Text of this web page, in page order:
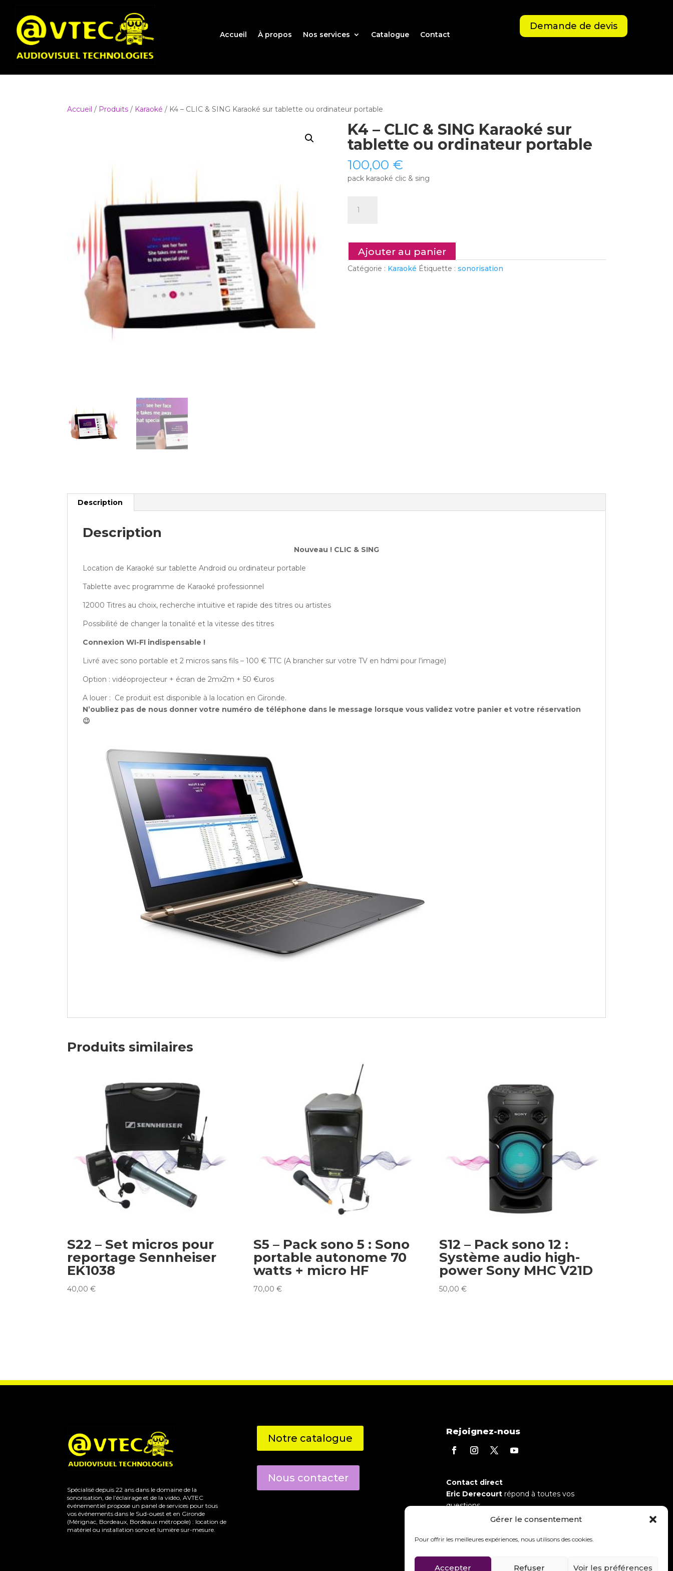
Gérer le consentement
Pour offrir les meilleures expériences, nous utilisons des cookies.
Accepter Refuser Voir les préférences
Accueil À propos Nos services Catalogue Contact
Demande de devis
Accueil / Produits / Karaoké / K4 – CLIC & SING Karaoké sur tablette ou ordinateur portable
K4 – CLIC & SING Karaoké sur
tablette ou ordinateur portable
100,00 €
pack karaoké clic & sing
CLIC
&
SING
Ajouter au panier
Catégorie : Karaoké Étiquette : sonorisation
Description
Description
Nouveau ! CLIC & SING
Location de Karaoké sur tablette Android ou ordinateur portable
Tablette avec programme de Karaoké professionnel
12000 Titres au choix, recherche intuitive et rapide des titres ou artistes
Possibilité de changer la tonalité et la vitesse des titres
Connexion WI-FI indispensable !
Livré avec sono portable et 2 micros sans fils – 100 € TTC (A brancher sur votre TV en hdmi pour l’image)
Option : vidéoprojecteur + écran de 2mx2m + 50 €uros
A louer : Ce produit est disponible à la location en Gironde.
N’oubliez pas de nous donner votre numéro de téléphone dans le message lorsque vous validez votre panier et votre réservation
😉
Produits similaires
S22 – Set micros pour
reportage Sennheiser
EK1038
40,00€
S5 – Pack sono 5 : Sono
portable autonome 70
watts + micro HF
70,00 €
S12 – Pack sono 12 :
Système audio high-
power Sony MHC V21D
50,00€
Spécialisé depuis 22 ans dans le domaine de la
sonorisation, de l’éclairage et de la vidéo, AVTEC
événementiel propose un panel de services pour tous
vos événements dans le Sud-ouest et en Gironde
(Mérignac, Bordeaux, Bordeaux métropole) : location de
matériel ou installation sono et lumière sur-mesure.
Notre catalogue
Nous contacter
Rejoignez-nous
Contact direct
Eric Derecourtrépond à toutes vos
questions.
05 56 13 01 03